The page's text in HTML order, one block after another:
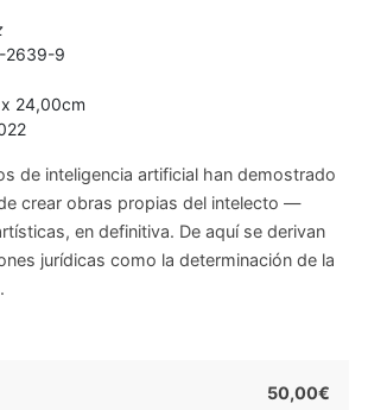
2639-9
24,00cm
de inteligencia artificial han demostrado
crear obras propias del intelecto —
en definitiva. De aquí se derivan
jurídicas como la determinación de la
50,00€